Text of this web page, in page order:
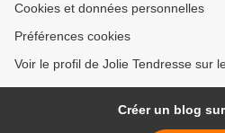
Cookies et données personnelles
Préférences cookies
Voir le profil de Jolie Tendresse sur
Créer un blog